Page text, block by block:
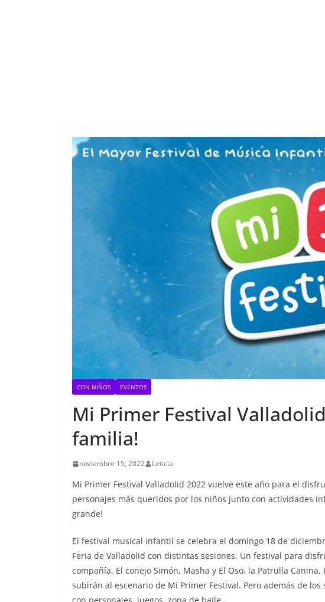
CON NIÑOS EVENTOS
Mi Primer Festival
familia!
noviembre 15, 2022 Leticia
Mi Primer Festival Valladolid 2022 vuelve este año para el
personajes más queridos por los niños junto con actividades
grande!
El festival musical infantil se celebra el domingo 18 de
Feria de Valladolid con distintas sesiones. Un festival para
compañía. El conejo Simón, Masha y El Oso, la Patrulla Canina,
subirán al escenario de Mi Primer Festival. Pero además de